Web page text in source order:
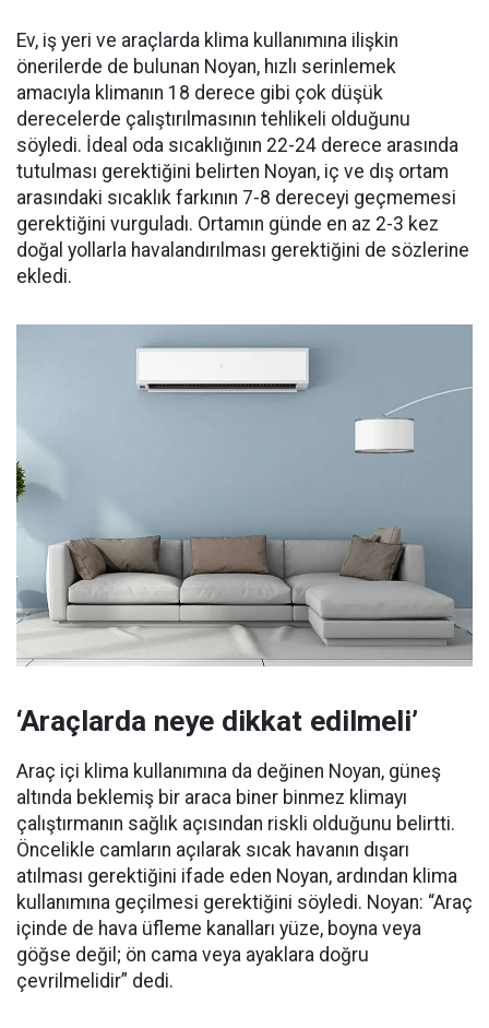
Ev, iş yeri ve araçlarda klima kullanımına ilişkin
önerilerde de bulunan Noyan, hızlı serinlemek
amacıyla klimanın 18 derece gibi çok düşük
derecelerde çalıştırılmasının tehlikeli olduğunu
söyledi. İdeal oda sıcaklığının 22-24 derece arasında
tutulması gerektiğini belirten Noyan, iç ve dış ortam
arasındaki sıcaklık farkının 7-8 dereceyi geçmemesi
gerektiğini vurguladı. Ortamın günde en az 2-3 kez
doğal yollarla havalandırılması gerektiğini de sözlerine
ekledi.
‘Araçlarda neye dikkat edilmeli’
Araç içi klima kullanımına da değinen Noyan, güneş
altında beklemiş bir araca biner binmez klimayı
çalıştırmanın sağlık açısından riskli olduğunu belirtti.
Öncelikle camların açılarak sıcak havanın dışarı
atılması gerektiğini ifade eden Noyan, ardından klima
kullanımına geçilmesi gerektiğini söyledi. Noyan: “Araç
içinde de hava üfleme kanalları yüze, boyna veya
göğse değil; ön cama veya ayaklara doğru
çevrilmelidir” dedi.